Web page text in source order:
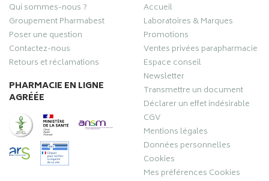
Qui sommes-nous ?
Groupement Pharmabest
Poser une question
Contactez-nous
Retours et réclamations
PHARMACIE EN LIGNE
AGRÉÉE
Accueil
Laboratoires & Marques
Promotions
Ventes privées parapharmacie
Espace conseil
Newsletter
Transmettre un document
Déclarer un effet indésirable
CGV
Mentions légales
Données personnelles
Cookies
Mes préférences Cookies